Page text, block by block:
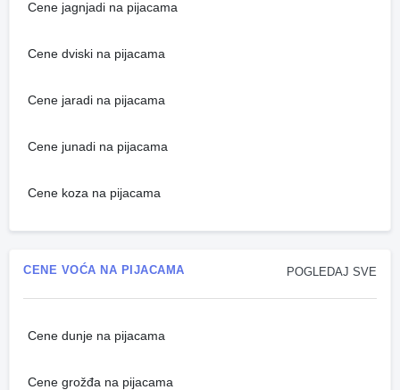
Cene jagnjadi na pijacama
Cene dviski na pijacama
Cene jaradi na pijacama
Cene junadi na pijacama
Cene koza na pijacama
POGLEDAJ SVE
CENE VOĆA NA PIJACAMA
Cene dunje na pijacama
Cene grožđa na pijacama